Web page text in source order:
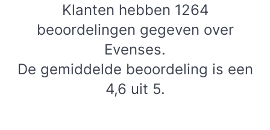
Klanten hebben 1264
beoordelingen gegeven over
Evenses.
De gemiddelde beoordeling is een
4,6 uit 5.